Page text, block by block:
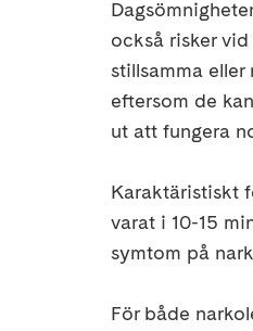
också risker
stillsamma
eftersom de
ut att fungera
Karaktäristiskt
varat i 10-15
symtom på
För både